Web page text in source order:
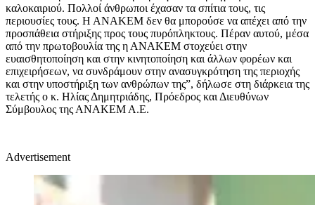
καλοκαιριού. Πολλοί άνθρωποι έχασαν τα σπίτια τους, τις
περιουσίες τους. Η ΑΝΑΚΕΜ δεν θα μπορούσε να απέχει από την
προσπάθεια στήριξης προς τους πυρόπληκτους. Πέραν αυτού, μέσα
από την πρωτοβουλία της η ΑΝΑΚΕΜ στοχεύει στην
ευαισθητοποίηση και στην κινητοποίηση και άλλων φορέων και
επιχειρήσεων, να συνδράμουν στην ανασυγκρότηση της περιοχής
και στην υποστήριξη των ανθρώπων της”, δήλωσε στη διάρκεια της
τελετής ο κ. Ηλίας Δημητριάδης, Πρόεδρος και Διευθύνων
Σύμβουλος της ΑΝΑΚΕΜ Α.Ε.
Advertisement